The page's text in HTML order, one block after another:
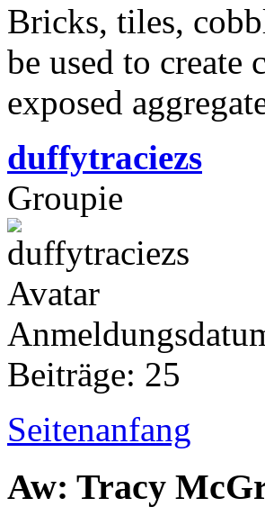
Bricks, tiles,
be used to
exposed
duffytraciezs
Groupie
Beiträge: 25
Seitenanfang
Aw: Tracy